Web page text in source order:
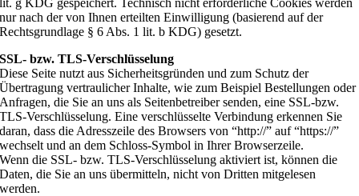
nur nach der von Ihnen erteilten Einwilligung (basierend auf der
Rechtsgrundlage § 6 Abs. 1 lit. b KDG) gesetzt.
SSL- bzw. TLS-Verschlüsselung
Diese Seite nutzt aus Sicherheitsgründen und zum Schutz der
Übertragung vertraulicher Inhalte, wie zum Beispiel Bestellungen oder
Anfragen, die Sie an uns als Seitenbetreiber senden, eine SSL-bzw.
TLS-Verschlüsselung. Eine verschlüsselte Verbindung erkennen Sie
daran, dass die Adresszeile des Browsers von “http://” auf “https://”
wechselt und an dem Schloss-Symbol in Ihrer Browserzeile.
Wenn die SSL- bzw. TLS-Verschlüsselung aktiviert ist, können die
Daten, die Sie an uns übermitteln, nicht von Dritten mitgelesen
werden.